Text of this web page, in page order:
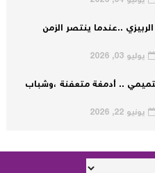
..عندما ينتصر الزمن
يوليو 03, 2026
.. أدمغة متعفنة ،وشباب
يونيو 22, 2026